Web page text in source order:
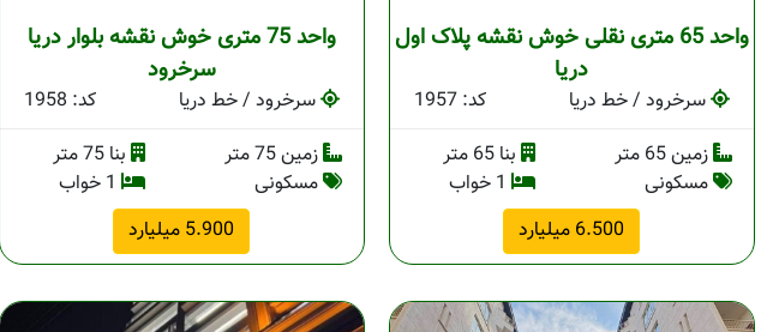
واحد 65 متری نقلی خوش نقشه پلاک اول
دریا
سرخرود / خط دریا
کد: 1957
زمین 65 متر
بنا 65 متر
مسکونی
1 خواب
6.500 میلیارد
واحد 75 متری خوش نقشه بلوار دریا
سرخرود
سرخرود / خط دریا
کد: 1958
زمین 75 متر
بنا 75 متر
مسکونی
1 خواب
5.900 میلیارد